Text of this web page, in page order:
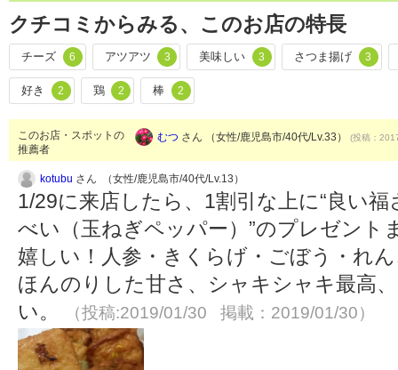
クチコミからみる、このお店の特長
チーズ 6 アツアツ 3 美味しい 3 さつま揚げ 3
好き 2 鶏 2 棒 2
このお店・スポットの
推薦者
むつ さん （女性/鹿児島市/40代/Lv.33） (投稿：
kotubu さん （女性/鹿児島市/40代/Lv.13）
1/29に来店したら、1割引な上に“良い
べい（玉ねぎペッパー）”のプレゼント
嬉しい！人参・きくらげ・ごぼう・れ
ほんのりした甘さ、シャキシャキ最高
い。
（投稿:2019/01/30 掲載：2019/01/30）